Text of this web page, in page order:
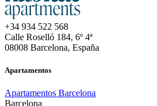
+34 934 522 568
Calle Roselló 184, 6º 4ª
08008 Barcelona, España
Apartamentos
Apartamentos Barcelona
Barcelona